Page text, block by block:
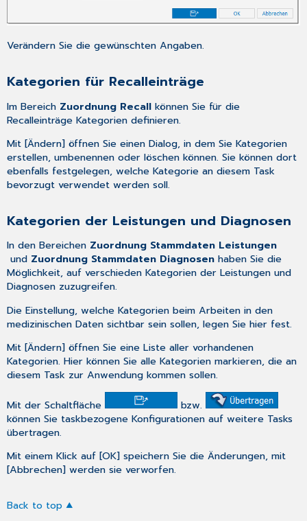
Verändern Sie die gewünschten Angaben.
Kategorien für Recalleinträge
Im Bereich Zuordnung Recall können Sie für die
Recalleinträge Kategorien definieren.
Mit [Ändern] öffnen Sie einen Dialog, in dem Sie Kategorien
erstellen, umbenennen oder löschen können. Sie können dort
ebenfalls festgelegen, welche Kategorie an diesem Task
bevorzugt verwendet werden soll.
Kategorien der Leistungen und Diagnosen
In den Bereichen Zuordnung Stammdaten Leistungen
und Zuordnung Stammdaten Diagnosen haben Sie die
Möglichkeit, auf verschieden Kategorien der Leistungen und
Diagnosen zuzugreifen.
Die Einstellung, welche Kategorien beim Arbeiten in den
medizinischen Daten sichtbar sein sollen, legen Sie hier fest.
Mit [Ändern] öffnen Sie eine Liste aller vorhandenen
Kategorien. Hier können Sie alle Kategorien markieren, die an
diesem Task zur Anwendung kommen sollen.
Mit der Schaltfläche
bzw.
können Sie taskbezogene Konfigurationen auf weitere Tasks
übertragen.
Mit einem Klick auf [OK] speichern Sie die Änderungen, mit
[Abbrechen] werden sie verworfen.
Back to top